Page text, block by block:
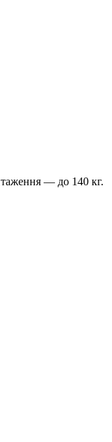
— до 140 кг.